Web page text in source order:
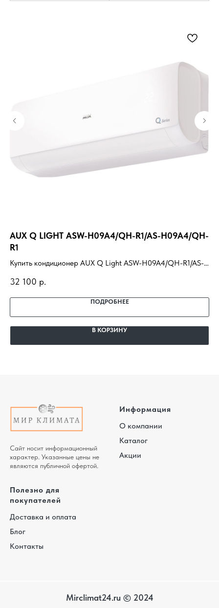
AUX Q LIGHT ASW-H09A4/QH-R1/AS-H09A4/QH-
R1
Купить кондиционер AUX Q Light ASW-H09A4/QH-R1/AS-
помещение, доставка, профессиональный монтаж и
гарантия.
32 100 р.
ПОДРОБНЕЕ
В КОРЗИНУ
Сайт носит информационный
характер. Указанные цены не
являются публичной офертой.
Информация
О компании
Каталог
Акции
Полезно для
покупателей
Доставка и оплата
Блог
Контакты
Mirclimat24.ru © 2024